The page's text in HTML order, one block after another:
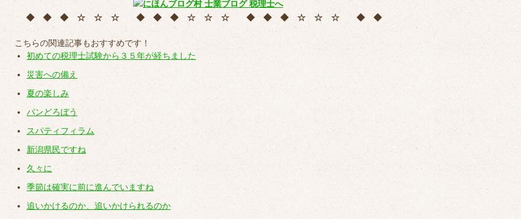
◆ ◆ ◆ ☆ ☆ ☆ ◆ ◆ ◆ ☆ ☆ ☆ ◆ ◆ ◆ ☆ ☆ ☆ ◆ ◆
こちらの関連記事もおすすめです！
初めての税理士試験から３５年が経ちました
災害への備え
夏の楽しみ
パンどろぼう
スパティフィラム
新潟県民ですね
久々に
季節は確実に前に進んでいますね
追いかけるのか、追いかけられるのか